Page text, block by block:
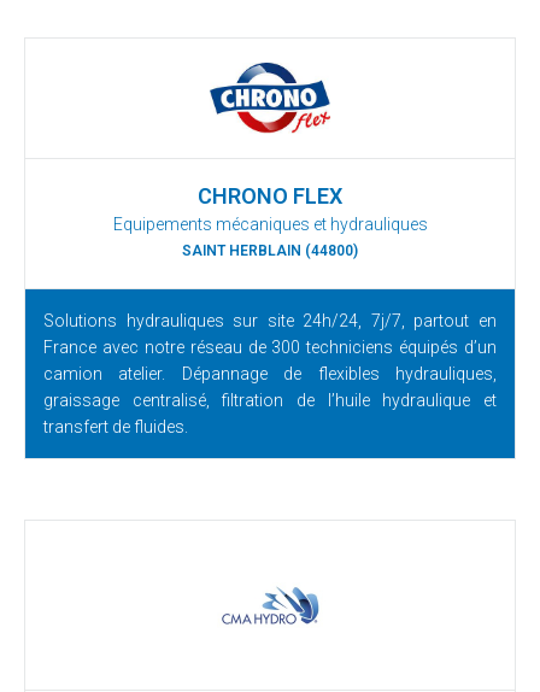
CHRONO FLEX
Equipements mécaniques et hydrauliques
SAINT HERBLAIN (44800)
Solutions hydrauliques sur site 24h/24, 7j/7, partout en
France avec notre réseau de 300 techniciens équipés d’un
camion atelier. Dépannage de flexibles hydrauliques,
graissage centralisé, filtration de l’huile hydraulique et
transfert de fluides.